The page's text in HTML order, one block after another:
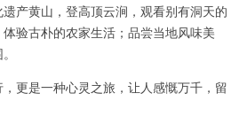
黄山，登高顶云涧，观看别有洞天的
验古朴的农家生活；品尝当地风味美
是一种心灵之旅，让人感慨万千，留